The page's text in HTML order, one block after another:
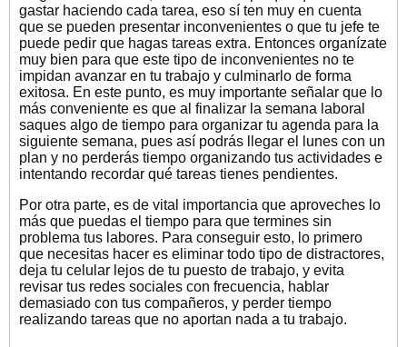
gastar haciendo cada tarea, eso sí ten muy en cuenta
que se pueden presentar inconvenientes o que tu jefe te
puede pedir que hagas tareas extra. Entonces organízate
muy bien para que este tipo de inconvenientes no te
impidan avanzar en tu trabajo y culminarlo de forma
exitosa. En este punto, es muy importante señalar que lo
más conveniente es que al finalizar la semana laboral
saques algo de tiempo para organizar tu agenda para la
siguiente semana, pues así podrás llegar el lunes con un
plan y no perderás tiempo organizando tus actividades e
intentando recordar qué tareas tienes pendientes.
Por otra parte, es de vital importancia que aproveches lo
más que puedas el tiempo para que termines sin
problema tus labores. Para conseguir esto, lo primero
que necesitas hacer es eliminar todo tipo de distractores,
deja tu celular lejos de tu puesto de trabajo, y evita
revisar tus redes sociales con frecuencia, hablar
demasiado con tus compañeros, y perder tiempo
realizando tareas que no aportan nada a tu trabajo.